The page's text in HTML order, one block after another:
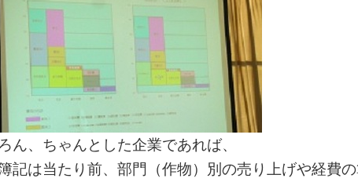
ん、ちゃんとした企業であれば、
記は当たり前、部門（作物）別の売り上げや経費